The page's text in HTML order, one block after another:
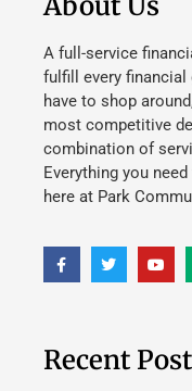
A full-service
fulfill every financial
have to shop
most competitive
combination of
Everything you
here at Park
Recent